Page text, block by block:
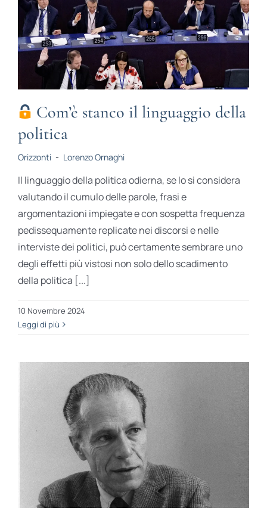
Com’è stanco il linguaggio della
politica
Orizzonti - Lorenzo Ornaghi
Il linguaggio della politica odierna, se lo si considera
valutando il cumulo delle parole, frasi e
argomentazioni impiegate e con sospetta frequenza
pedissequamente replicate nei discorsi e nelle
interviste dei politici, può certamente sembrare uno
degli effetti più vistosi non solo dello scadimento
della politica [...]
10 Novembre 2024
Leggi di più